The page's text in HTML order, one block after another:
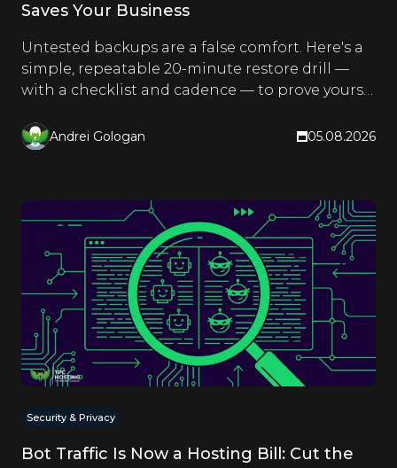
Saves Your Business
Untested backups are a false comfort. Here's a
simple, repeatable 20-minute restore drill —
with a checklist and cadence — to prove yours
Andrei Gologan 05.08.2026
Security & Privacy
Bot Traffic Is Now a Hosting Bill: Cut the